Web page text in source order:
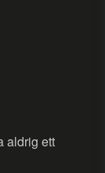
aldrig ett